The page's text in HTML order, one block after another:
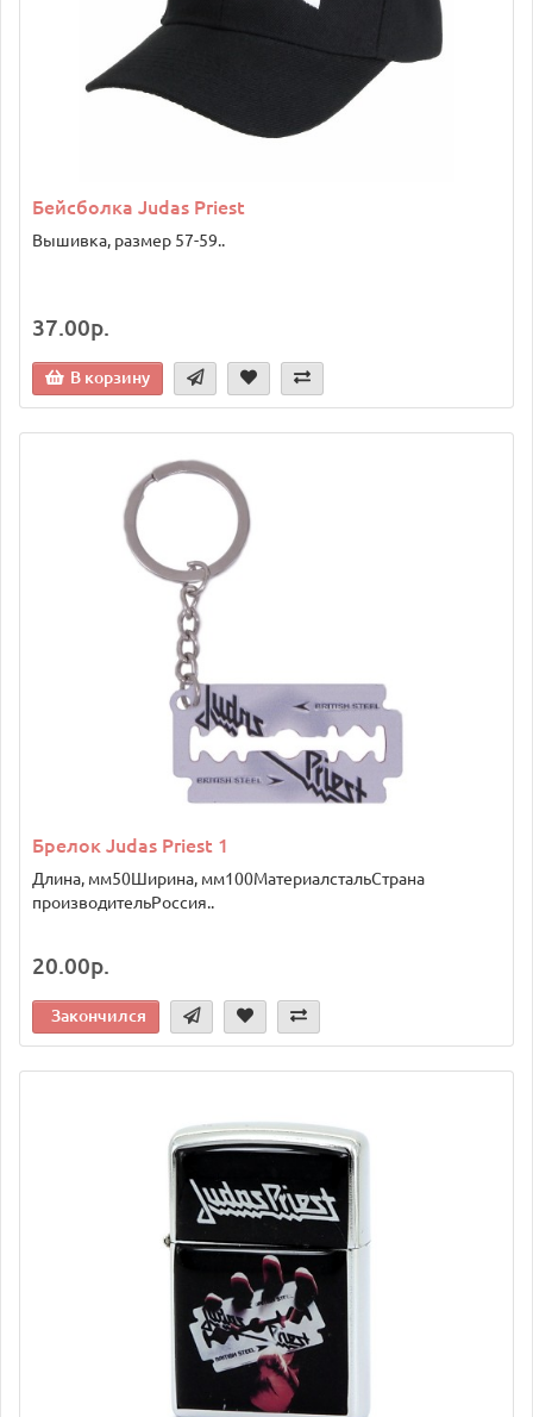
Бейсболка Judas Priest
Вышивка, размер 57-59..
37.00р.
В корзину
Брелок Judas Priest 1
Длина, мм50Ширина, мм100МатериалстальСтрана
производительРоссия..
20.00р.
Закончился